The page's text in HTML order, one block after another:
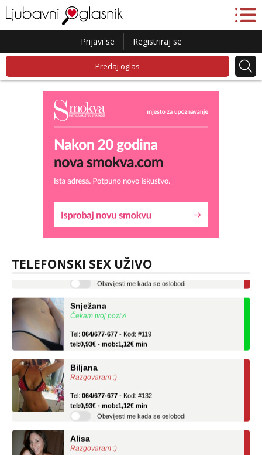
Prijavi se Registriraj se
Predaj oglas
TELEFONSKI SEX UŽIVO
Maja
Razgovaram :)
tel:0,93€ - mob:1,12€ min
Čekam tvoj poziv!
tel:0,93€ - mob:1,12€ min
Razgovaram :)
tel:0,93€ - mob:1,12€ min
Obavijesti me kada se oslobodi
Razgovaram :)